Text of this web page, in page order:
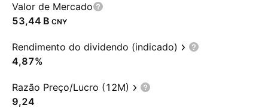
Valor de Mercado
‪53,44 B‬ CNY
Rendimento do dividendo (indicado)
4,87%
Razão Preço/Lucro (12M)
9,24